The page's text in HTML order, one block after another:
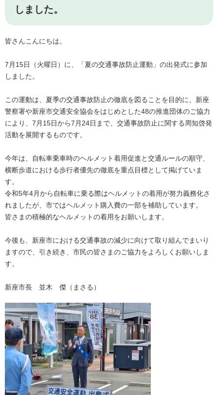
しました。
皆さんこんにちは。
7月15日（火曜日）に、「夏の交通事故防止運動」の出発式に参加
しました。
この運動は、夏季の交通事故防止の徹底を図ることを目的に、新座
警察署や新座市交通安全協会をはじめとした48の推進団体のご協力
により、7月15日から7月24日まで、交通事故防止に関する周知啓発
活動を展開するものです。
今年は、自転車乗車時のヘルメット着用促進と交通ルールの順守、
横断歩道における歩行者優先の徹底を重点目標として掲げていま
す。
令和5年4月から自転車に乗る際はヘルメットの着用が努力義務化さ
れましたが、市ではヘルメット購入費の一部を補助しています。
皆さまの積極的なヘルメットの着用をお願いします。
今後も、新座市における交通事故の減少に向けて取り組んでまいり
ますので、引き続き、市民の皆さまのご協力をよろしくお願いしま
す。
新座市長 並木 傑（まさる）